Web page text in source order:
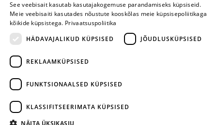
Arvustusi veel pole
Ole esimene!
Kirjuta arvustus ja SAA KINGITUS!
+372 668 3282
info@yesyes.ee
See veebisait kasutab kasutajakogemuse parandamiseks küpsiseid.
Meie veebisaiti kasutades nõustute kooskõlas meie küpsisepoliitikaga
kõikide küpsistega. Privaatsuspoliitika
HÄDAVAJALIKUD KÜPSISED
JÕUDLUSKÜPSISED
REKLAAMKÜPSISED
FUNKTSIONAALSED KÜPSISED
KLASSIFITSEERIMATA KÜPSISED
NÄITA ÜKSIKASJU